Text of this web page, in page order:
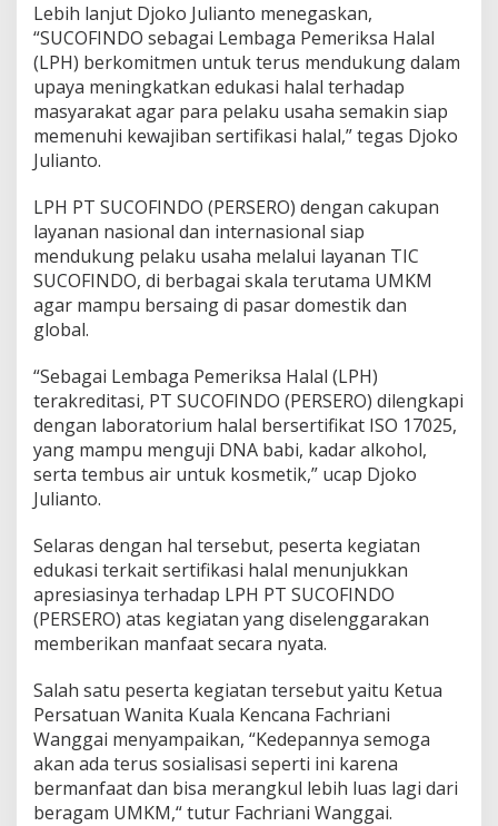
Lebih lanjut Djoko Julianto menegaskan,
“SUCOFINDO sebagai Lembaga Pemeriksa Halal
(LPH) berkomitmen untuk terus mendukung dalam
upaya meningkatkan edukasi halal terhadap
masyarakat agar para pelaku usaha semakin siap
memenuhi kewajiban sertifikasi halal,” tegas Djoko
Julianto.
LPH PT SUCOFINDO (PERSERO) dengan cakupan
layanan nasional dan internasional siap
mendukung pelaku usaha melalui layanan TIC
SUCOFINDO, di berbagai skala terutama UMKM
agar mampu bersaing di pasar domestik dan
global.
“Sebagai Lembaga Pemeriksa Halal (LPH)
terakreditasi, PT SUCOFINDO (PERSERO) dilengkapi
dengan laboratorium halal bersertifikat ISO 17025,
yang mampu menguji DNA babi, kadar alkohol,
serta tembus air untuk kosmetik,” ucap Djoko
Julianto.
Selaras dengan hal tersebut, peserta kegiatan
edukasi terkait sertifikasi halal menunjukkan
apresiasinya terhadap LPH PT SUCOFINDO
(PERSERO) atas kegiatan yang diselenggarakan
memberikan manfaat secara nyata.
Salah satu peserta kegiatan tersebut yaitu Ketua
Persatuan Wanita Kuala Kencana Fachriani
Wanggai menyampaikan, “Kedepannya semoga
akan ada terus sosialisasi seperti ini karena
bermanfaat dan bisa merangkul lebih luas lagi dari
beragam UMKM,“ tutur Fachriani Wanggai.